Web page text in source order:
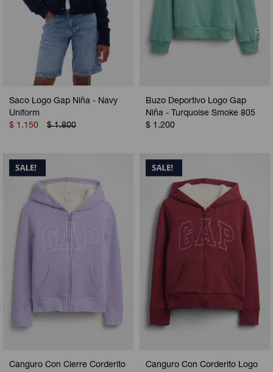
Saco Logo Gap Niña - Navy
Uniform
$ 1.150 $ 1.800
Buzo Deportivo Logo Gap
Niña - Turquoise Smoke 805
$ 1.200
Canguro Con Cierre Corderito
Canguro Con Corderito Logo